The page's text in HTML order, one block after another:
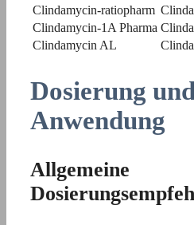
Clindamycin-ratiopharm
Clindamycin-1A Pharma
Clindamycin AL
Dosierung
Anwendung
Allgemeine